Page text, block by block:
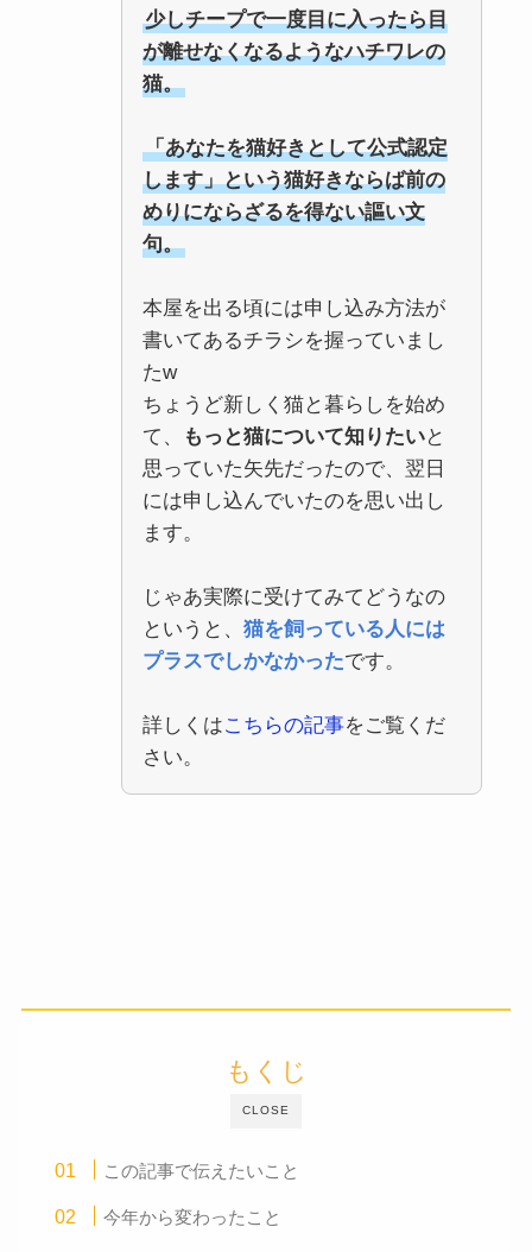
少しチープで一度目に入ったら目
が離せなくなるようなハチワレの
猫。
「あなたを猫好きとして公式認定
します」という猫好きならば前の
めりにならざるを得ない謳い文
句。
本屋を出る頃には申し込み方法が
書いてあるチラシを握っていまし
たw
ちょうど新しく猫と暮らしを始め
て、
もっと猫について知りたいと
思っていた矢先だったので、翌日
には申し込んでいたのを思い出し
ます。
じゃあ実際に受けてみてどうなの
というと、 猫を飼っている人には
プラスでしかなかったです。
詳しくはこちらの記事をご覧くだ
さい。
CLOSE
もくじ
この記事で伝えたいこと
今年から変わったこと